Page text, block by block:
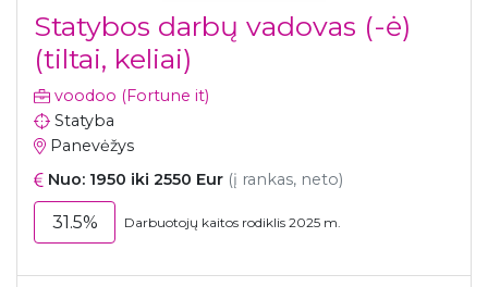
Statybos darbų vadovas (-ė)
(tiltai, keliai)
voodoo (Fortune it)
Statyba
Panevėžys
Nuo: 1950 iki 2550 Eur (į rankas, neto)
31.5% Darbuotojų kaitos rodiklis 2025 m.